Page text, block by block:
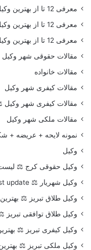
معرفی 12 تا از بهترین وکیل رشت 🥇【آپدیت جدید】⚖️
معرفی 12 تا از بهترین وکیل ساری 🥇【آپدیت جدید】⚖️
معرفی 12 تا از بهترین وکیل شهریار 🥇【آپدیت جدید】⚖️
مقالات حقوقی شهر وکیل
مقالات خانواده
مقالات کیفری شهر وکیل
مقالات کیفری شهر وکیل ⚖️
مقالات ملکی شهر وکیل
نمونه لایحه + عریضه +
وکیل
وکیل حقوقی کرج ⚖️ لیست
وکیل شهریار ⚖️ last update
وکیل طلاق تبریز ⚖️ بهترین
وکیل طلاق توافقی تبریز ⚖️ در 10 روز
وکیل کیفری تبریز ⚖️ بهترین
وکیل ملکی تبریز ⚖️ بهترین